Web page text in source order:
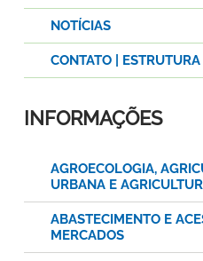
NOTÍCIAS
CONTATO | ESTRUTURA
INFORMAÇÕES
AGROECOLOGIA,
URBANA E
ABASTECIMENTO E
MERCADOS